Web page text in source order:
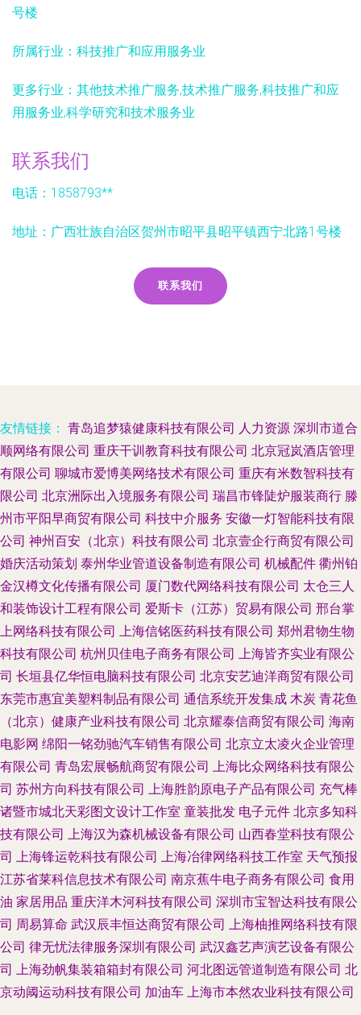
号楼
所属行业： 科技推广和应用服务业
更多行业： 其他技术推广服务,技术推广服务,科技推广和应
用服务业,科学研究和技术服务业
联系我们
电话：1858793**
地址：广西壮族自治区贺州市昭平县昭平镇西宁北路1号楼
联系我们
友情链接： 青岛追梦猿健康科技有限公司 人力资源 深圳市道合
顺网络有限公司 重庆干训教育科技有限公司 北京冠岚酒店管理
有限公司 聊城市爱博美网络技术有限公司 重庆有米数智科技有
限公司 北京洲际出入境服务有限公司 瑞昌市锋陡炉服装商行 滕
州市平阳早商贸有限公司 科技中介服务 安徽一灯智能科技有限
公司 神州百安（北京）科技有限公司 北京壹企行商贸有限公司
婚庆活动策划 泰州华业管道设备制造有限公司 机械配件 衢州铂
金汉樽文化传播有限公司 厦门数代网络科技有限公司 太仓三人
和装饰设计工程有限公司 爱斯卡（江苏）贸易有限公司 邢台掌
上网络科技有限公司
上海信铭医药科技有限公司 郑州君物生物
科技有限公司 杭州贝佳电子商务有限公司
上海皆齐实业有限公
司 长垣县亿华恒电脑科技有限公司 北京安艺迪洋商贸有限公司
东莞市惠宜美塑料制品有限公司 通信系统开发集成 木炭 青花鱼
（北京）健康产业科技有限公司 北京耀泰信商贸有限公司 海南
电影网 绵阳一铭劲驰汽车销售有限公司 北京立太凌火企业管理
有限公司 青岛宏展畅航商贸有限公司
上海比众网络科技有限公
司 苏州方向科技有限公司 上海胜韵原电子产品有限公司 充气棒
诸暨市城北天彩图文设计工作室 童装批发 电子元件 北京多知科
技有限公司
上海汉为森机械设备有限公司 山西春堂科技有限公
司
上海锋运乾科技有限公司 上海冶律网络科技工作室 天气预报
江苏省莱科信息技术有限公司 南京蕉牛电子商务有限公司 食用
油 家居用品 重庆洋木河科技有限公司 深圳市宝智达科技有限公
司 周易算命 武汉辰丰恒达商贸有限公司
上海柚推网络科技有限
公司 律无忧法律服务深圳有限公司 武汉鑫艺声演艺设备有限公
司
上海劲帆集装箱箱封有限公司 河北图远管道制造有限公司 北
京动阈运动科技有限公司 加油车 上海市本然农业科技有限公司